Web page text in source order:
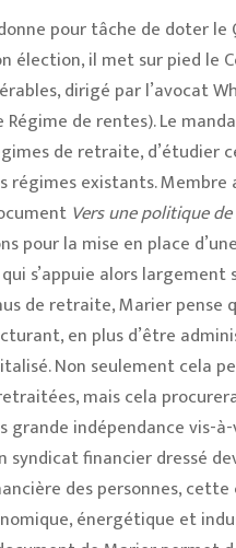
pour tâche de doter le
élection, il met sur pied le
dirigé par l’avocat
de rentes). Le
de retraite, d’étudier
régimes existants.
Vers une politique
pour la mise en place
s’appuie alors largement
de retraite, Marier pense
en plus d’être
Non seulement cela
mais cela
grande indépendance vis-
syndicat financier dressé
des personnes,
énergétique et